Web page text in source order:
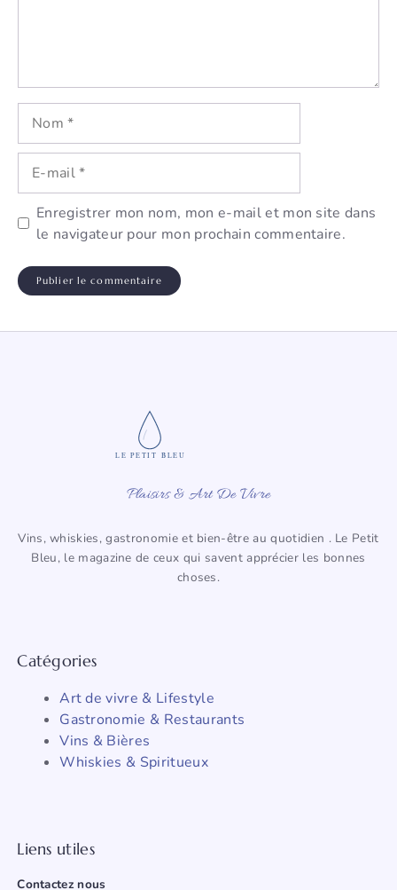
Nom
mail
Enregistrer mon nom, mon e-mail et mon site dans
le navigateur pour mon prochain commentaire.
LE PETIT BLEU
Plaisirs & Art De Vivre
Vins, whiskies, gastronomie et bien-être au quotidien . Le Petit
Bleu, le magazine de ceux qui savent apprécier les bonnes
choses.
Catégories
Art de vivre & Lifestyle
Gastronomie & Restaurants
Vins & Bières
Whiskies & Spiritueux
Liens utiles
Contactez nous